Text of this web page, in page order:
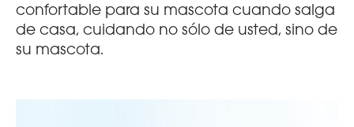
confortable para su mascota cuando salga
de casa, cuidando no sólo de usted, sino de
su mascota.